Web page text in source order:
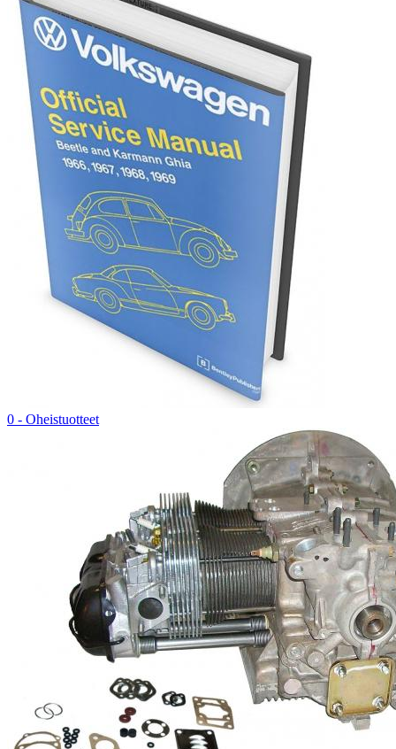
0 - Oheistuotteet